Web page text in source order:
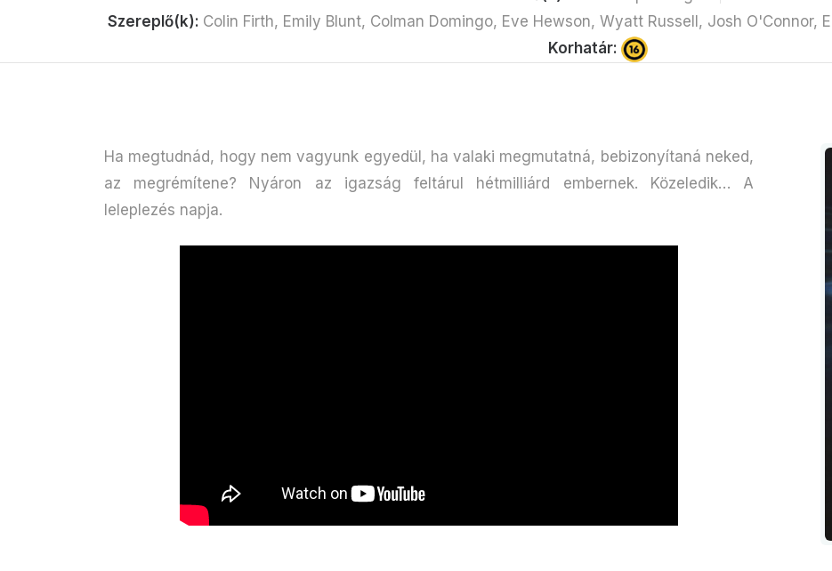
Szereplő(k): Colin Firth, Emily Blunt, Colman Domingo, Eve Hewson, Wyatt Russell, Josh O'Connor,
Korhatár:
Ha megtudnád, hogy nem vagyunk egyedül, ha valaki megmutatná, bebizonyítaná neked,
az megrémítene? Nyáron az igazság feltárul hétmilliárd embernek. Közeledik… A
leleplezés napja.